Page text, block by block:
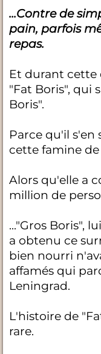
...Contre de
pain, parfois
repas.
Et durant cette
"Fat Boris", qui
Boris".
Parce qu'il
cette famine de
Alors qu'elle a
million de
..."Gros Boris",
a obtenu ce
bien nourri
affamés qui
Leningrad.
L'histoire de
rare.